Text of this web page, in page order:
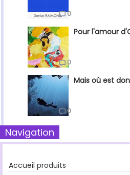
0
Pour l'amour
0
Mais où est
0
Navigation
Accueil produits